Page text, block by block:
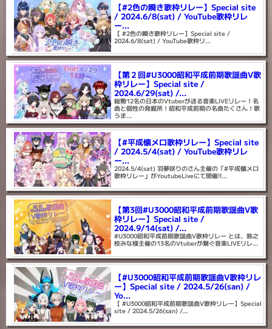
【#2色の瞬き歌枠リレー】Special site
/ 2024.6/8(sat) / YouTube歌枠リレ
ー...
【 #2色の瞬き歌枠リレー】Special site /
2024.6/8(sat) / YouTube歌枠リ...
【第２回#U3000昭和平成前期歌謡曲V歌
枠リレー】Special site /
2024.6/29(sat) /...
総勢12名の日本のVtuberが送る音楽LIVEリレー！名
曲と個性の発掘所！昭和平成前期の名曲たくさん！歌
うま...
【#平成懐メロ歌枠リレー】Special site
/ 2024.5/4(sat) / YouTube歌枠リレ
ー...
2024.5/4(sat) 羽夢咲りのさん主催の「#平成懐メロ
歌枠リレー」がYoutubeLiveにて開催!!...
【第3回#U3000昭和平成前期歌謡曲V歌
枠リレー】Special site /
2024.9/14(sat) /...
#U3000昭和平成前期歌謡曲V歌枠リレー とは、鈴之
枝みな様主催の13名のVtuberが繋ぐ音楽LIVEリレ...
【#U3000昭和平成前期歌謡曲V歌枠リレ
ー】Special site / 2024.5/26(san) /
Yo...
【 #U3000昭和平成前期歌謡曲V歌枠リレー】Special
site / 2024.5/26(san) /...